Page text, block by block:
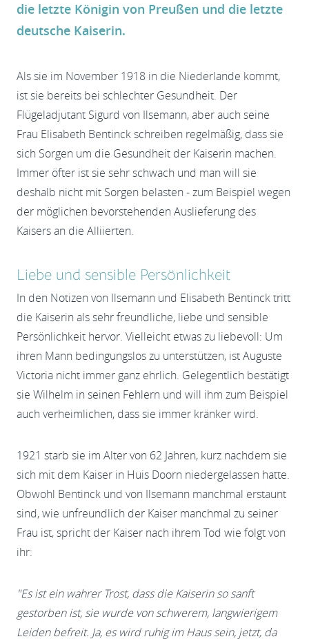
die letzte Königin von Preußen und die letzte
deutsche Kaiserin.
Als sie im November 1918 in die Niederlande kommt,
ist sie bereits bei schlechter Gesundheit. Der
Flügeladjutant Sigurd von Ilsemann, aber auch seine
Frau Elisabeth Bentinck schreiben regelmäßig, dass sie
sich Sorgen um die Gesundheit der Kaiserin machen.
Immer öfter ist sie sehr schwach und man will sie
deshalb nicht mit Sorgen belasten - zum Beispiel wegen
der möglichen bevorstehenden Auslieferung des
Kaisers an die Alliierten.
Liebe und sensible Persönlichkeit
In den Notizen von Ilsemann und Elisabeth Bentinck tritt
die Kaiserin als sehr freundliche, liebe und sensible
Persönlichkeit hervor. Vielleicht etwas zu liebevoll: Um
ihren Mann bedingungslos zu unterstützen, ist Auguste
Victoria nicht immer ganz ehrlich. Gelegentlich bestätigt
sie Wilhelm in seinen Fehlern und will ihm zum Beispiel
auch verheimlichen, dass sie immer kränker wird.
1921 starb sie im Alter von 62 Jahren, kurz nachdem sie
sich mit dem Kaiser in Huis Doorn niedergelassen hatte.
Obwohl Bentinck und von Ilsemann manchmal erstaunt
sind, wie unfreundlich der Kaiser manchmal zu seiner
Frau ist, spricht der Kaiser nach ihrem Tod wie folgt von
ihr:
"Es ist ein wahrer Trost, dass die Kaiserin so sanft
gestorben ist, sie wurde von schwerem, langwierigem
Leiden befreit. Ja, es wird ruhig im Haus sein, jetzt, da